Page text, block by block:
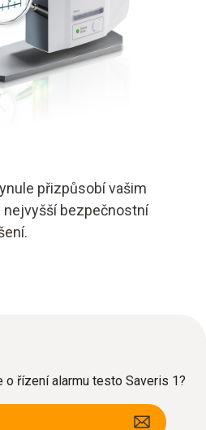
přizpůsobí vašim
nejvyšší bezpečnostní
řízení alarmu testo Saveris 1?